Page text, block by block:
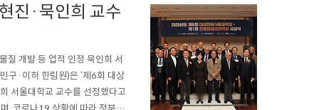
진·묵인희 교수
질 개발 등 업적 인정 묵인희 서
구·이하 한림원)은 ‘제6회 대상
서울대학교 교수를 선정했다고